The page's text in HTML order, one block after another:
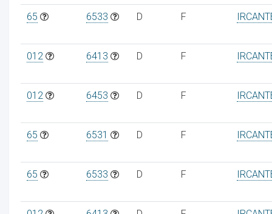
65 6533 D F
012 6413 D F
012 6453 D F
65 6531 D F
65 6533 D F